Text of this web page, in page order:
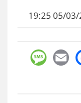
Facebook
Email